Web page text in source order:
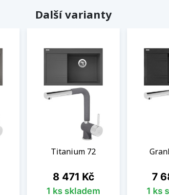
Další varianty
Titanium 72
Cena
8 471 Kč
1 ks skladem
7
1 ks